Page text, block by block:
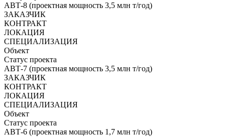
АВТ-8 (проектная мощность 3,5 млн т/год)
ЗАКАЗЧИК
КОНТРАКТ
ЛОКАЦИЯ
СПЕЦИАЛИЗАЦИЯ
Объект
Статус проекта
АВТ-7 (проектная мощность 3,5 млн т/год)
ЗАКАЗЧИК
КОНТРАКТ
ЛОКАЦИЯ
СПЕЦИАЛИЗАЦИЯ
Объект
Статус проекта
АВТ-6 (проектная мощность 1,7 млн т/год)